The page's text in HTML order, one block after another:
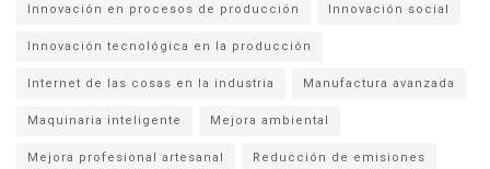
Innovación en procesos de producción Innovación social
Innovación tecnológica en la producción
Internet de las cosas en la industria Manufactura avanzada
Maquinaria inteligente Mejora ambiental
Mejora profesional artesanal Reducción de emisiones